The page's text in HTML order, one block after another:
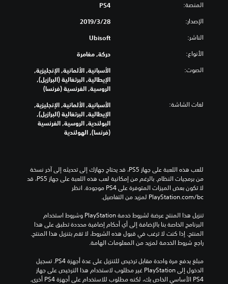
المنصة: PS4
الإصدار: 28‏/3‏/2019
الناشر: Ubisoft
الأنواع: حركة, مغامرة
الصوت:
الأسبانية, الألمانية, الإنجليزية,
الإيطالية, البرتغالية (البرازيل),
الروسية, الفرنسية (فرنسا)
لغات الشاشة:
الأسبانية, الألمانية, الإنجليزية,
الإيطالية, البرتغالية (البرازيل),
البولندية, الروسية, الفرنسية
(فرنسا), الهولندية
‎PlayStation.com/bc لمزيد من التفاصيل.
راجع شروط الخدمة لمزيد من المعلومات الهامة.
PS4 الأساسي الخاص بك، لكنه مطلوب للاستخدام على أجهزة PS4 أخرى.